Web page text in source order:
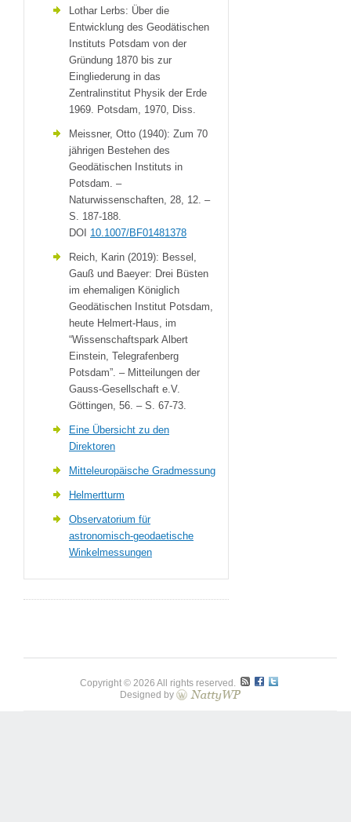
Lothar Lerbs: Über die
Entwicklung des Geodätischen
Instituts Potsdam von der
Gründung 1870 bis zur
Eingliederung in das
Zentralinstitut Physik der Erde
1969. Potsdam, 1970, Diss.
Meissner, Otto (1940): Zum 70
jährigen Bestehen des
Geodätischen Instituts in
Potsdam. –
Naturwissenschaften, 28, 12. –
S. 187-188.
DOI 10.1007/BF01481378
Reich, Karin (2019): Bessel,
Gauß und Baeyer: Drei Büsten
im ehemaligen Königlich
Geodätischen Institut Potsdam,
heute Helmert-Haus, im
“Wissenschaftspark Albert
Einstein, Telegrafenberg
Potsdam”. – Mitteilungen der
Gauss-Gesellschaft e.V.
Göttingen, 56. – S. 67-73.
Eine Übersicht zu den
Direktoren
Mitteleuropäische Gradmessung
Helmertturm
Observatorium für
astronomisch-geodaetische
Winkelmessungen
Copyright © 2026 All rights reserved.
Designed by